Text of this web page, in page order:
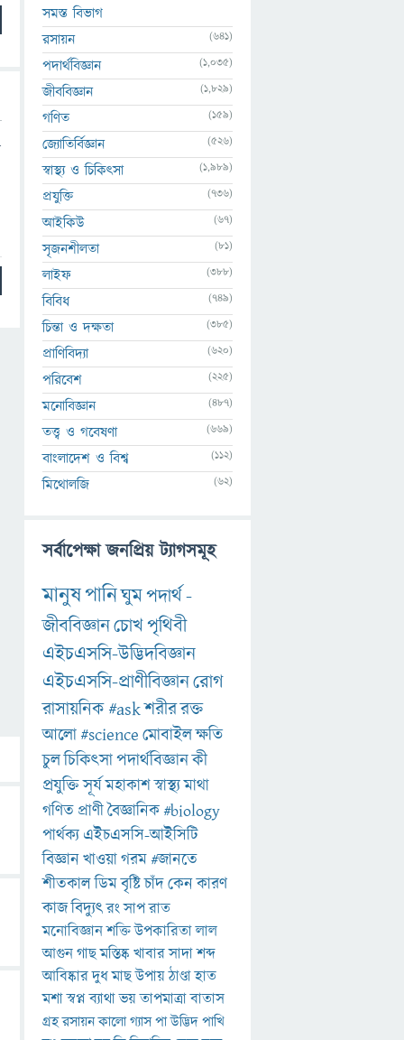
সমস্ত বিভাগ
রসায়ন
(641)
পদার্থবিজ্ঞান (1,035)
জীববিজ্ঞান (1,829)
গণিত (159)
জ্যোতির্বিজ্ঞান (526)
স্বাস্থ্য ও চিকিৎসা (1,989)
প্রযুক্তি (736)
আইকিউ (67)
সৃজনশীলতা (81)
লাইফ (388)
বিবিধ (749)
চিন্তা ও দক্ষতা (385)
প্রাণিবিদ্যা (620)
পরিবেশ (225)
মনোবিজ্ঞান (487)
তত্ত্ব ও গবেষণা (669)
বাংলাদেশ ও বিশ্ব (112)
মিথোলজি (62)
সর্বাপেক্ষা জনপ্রিয় ট্যাগসমূহ
মানুষপানিঘুমপদার্থ-
জীববিজ্ঞানচোখপৃথিবী
এইচএসসি-উদ্ভিদবিজ্ঞান
এইচএসসি-প্রাণীবিজ্ঞানরোগ
রাসায়নিক#askশরীররক্ত
আলো#scienceমোবাইলক্ষতি
চুলচিকিৎসাপদার্থবিজ্ঞানকী
প্রযুক্তিসূর্যমহাকাশস্বাস্থ্যমাথা
গণিত প্রাণীবৈজ্ঞানিক#biology
পার্থক্য এইচএসসি-আইসিটি
বিজ্ঞানখাওয়াগরম#জানতে
শীতকালডিমবৃষ্টিচাঁদকেনকারণ
কাজবিদ্যুৎরংসাপরাত
মনোবিজ্ঞানশক্তিউপকারিতালাল
আগুনগাছমস্তিষ্কখাবারসাদাশব্দ
আবিষ্কারদুধমাছউপায়ঠাণ্ডাহাত
মশাস্বপ্নব্যাথাভয়তাপমাত্রাবাতাস
গ্রহরসায়নকালোগ্যাসপাউদ্ভিদপাখি